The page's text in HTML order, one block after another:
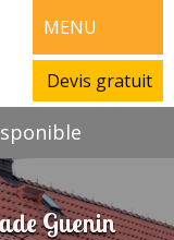
MENU
Devis gratuit
Guenin